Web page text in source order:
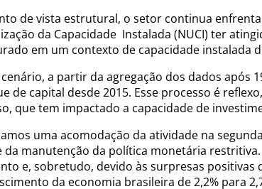
de vista estrutural, o setor continua
da Capacidade Instalada (NUCI) ter
em um contexto de capacidade instalada
cenário, a partir da agregação dos dados após
de capital desde 2015. Esse processo é
que tem impactado a capacidade de
uma acomodação da atividade na
da manutenção da política monetária
e, sobretudo, devido às surpresas positivas
da economia brasileira de 2,2% para